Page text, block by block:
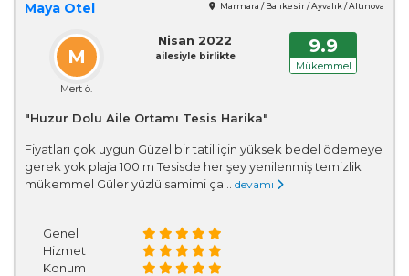
Maya Otel Marmara / Balıkesir / Ayvalık / Altınova
M
Mert ö.
Nisan 2022
ailesiyle birlikte 9.9
Mükemmel
"Huzur Dolu Aile Ortamı Tesis Harika"
Fiyatları çok uygun Güzel bir tatil için yüksek bedel ödemeye
gerek yok plaja 100 m Tesisde her şey yenilenmiş temizlik
mükemmel Güler yüzlü samimi ça... devamı
Genel
Hizmet
Konum